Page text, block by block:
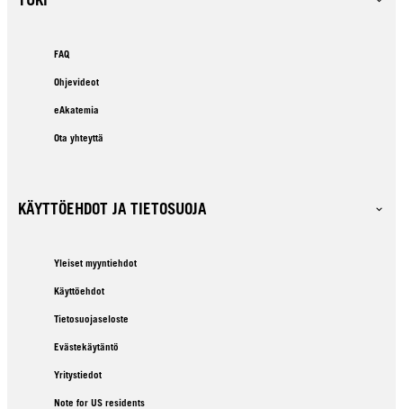
FAQ
Ohjevideot
eAkatemia
Ota yhteyttä
KÄYTTÖEHDOT JA TIETOSUOJA
Yleiset myyntiehdot
Käyttöehdot
Tietosuojaseloste
Evästekäytäntö
Yritystiedot
Note for US residents